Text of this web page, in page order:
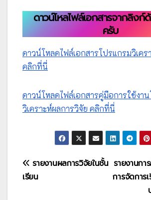
ดาวน์โหลไฟล์เอกสารจากลิงก์
ครับ
ดาวน์โหลดไฟล์เอกสารโปรแกรมวิเคร
คลิกที่นี่
ดาวน์โหลดไฟล์เอกสารคู่มือการใช้งา
วิเคราะห์ผลการวิจัย คลิกที่นี่
แนะแนว
เรื่อง
รายงานก
การจัดการ
รายงานผลการวิจัยในชั้น
เรียน